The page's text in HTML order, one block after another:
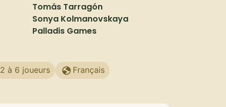
Tomás Tarragón
Sonya Kolmanovskaya
Palladis Games
2 à 6 joueurs Français